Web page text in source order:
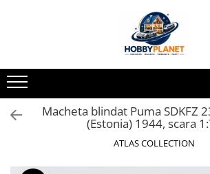
MINIATURI CASUTE PAPUSI
Accesorii miniaturale
Accesorii miniaturale diverse
Curatenie si Intretinere
Macheta blindat Puma SDKFZ
(Estonia) 1944, scara
ATLAS COLLECTION